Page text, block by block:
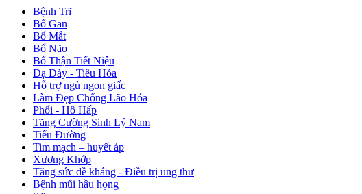
Bệnh Trĩ
Bổ Gan
Bổ Mắt
Bổ Não
Bổ Thận Tiết Niệu
Dạ Dày - Tiêu Hóa
Hỗ trợ ngủ ngon giấc
Làm Đẹp Chống Lão Hóa
Phổi - Hô Hấp
Tăng Cường Sinh Lý Nam
Tiểu Đường
Tim mạch – huyết áp
Xương Khớp
Tăng sức đề kháng - Điều trị ung thư
Bệnh mũi hầu họng